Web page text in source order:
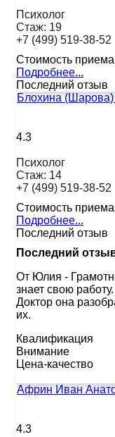
Психолог
Стаж: 19
+7 (499) 519-38-52
Стоимость
Подробнее...
Последний отзыв
Блохина
4.3
Психолог
Стаж: 14
+7 (499) 519-38-52
Стоимость
Подробнее...
Последний отзыв
Последний
От Юлия -
знает свою
Доктор она
их.
Квалификация
Внимание
Цена-качество
Африн Иван
4.3